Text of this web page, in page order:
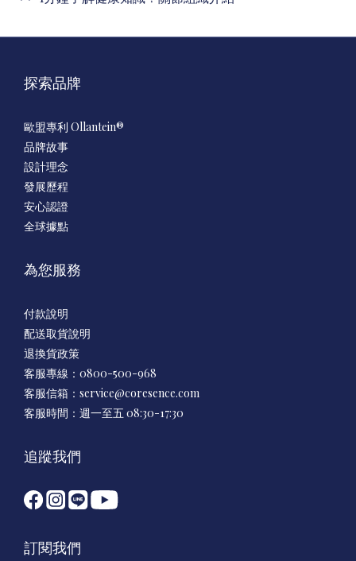
探索品牌
歐盟專利 Ollantein®
品牌故事
設計理念
發展歷程
安心認證
全球據點
為您服務
付款說明
配送取貨說明
退換貨政策
客服專線：0800-500-968
客服信箱： service@coresence.com
客服時間：週一至五 08:30-17:30
追蹤我們
訂閱我們